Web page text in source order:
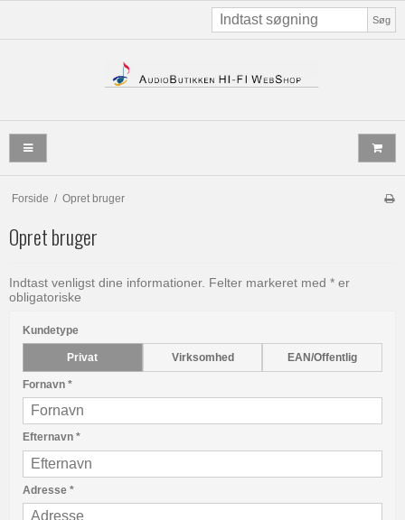
Søg
Forside / Opret bruger
Opret bruger
Indtast venligst dine informationer. Felter markeret med * er
obligatoriske
Kundetype
Privat Virksomhed EAN/Offentlig
Fornavn *
Efternavn *
Adresse *